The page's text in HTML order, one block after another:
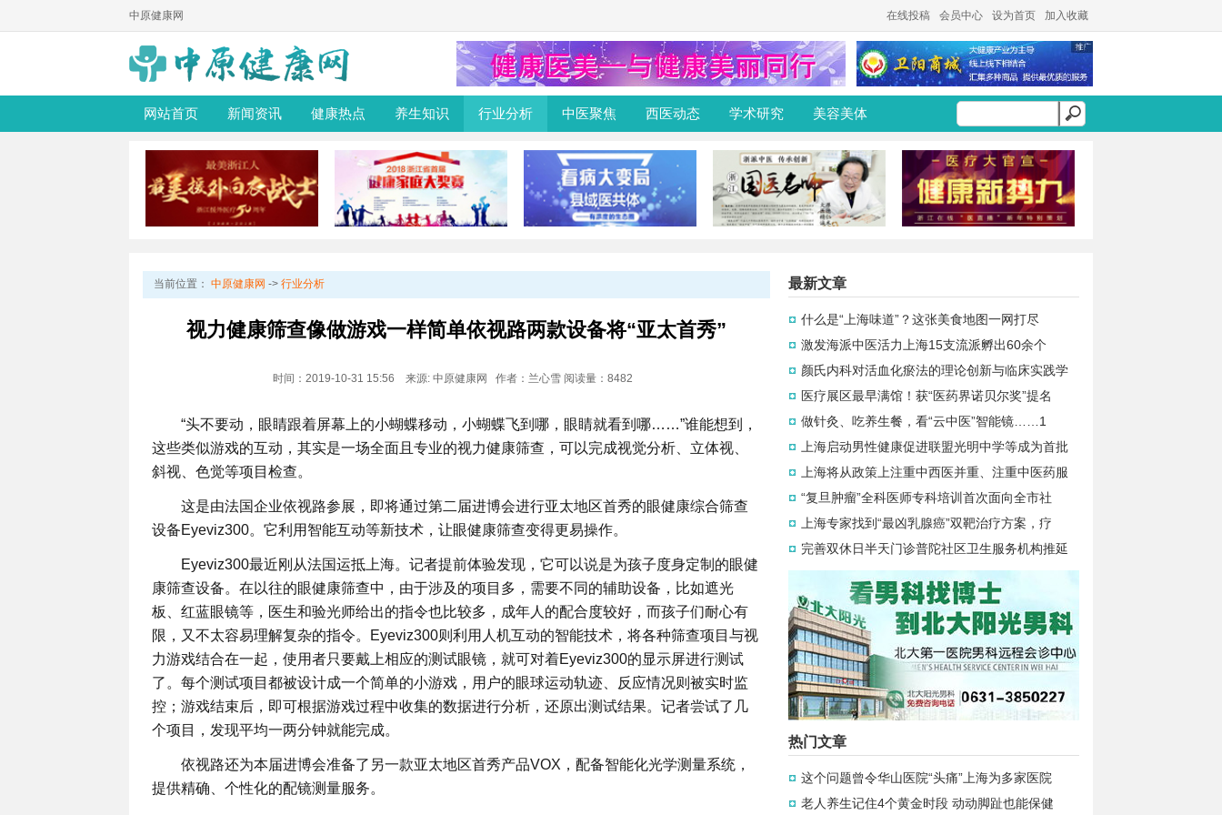
中原健康网 在线投稿 会员中心 设为首页 加入收藏
网站首页 新闻资讯 健康热点 养生知识 行业分析 中医聚焦 西医动态 学术研究 美容美体
当前位置： 中原健康网 -> 行业分析
视力健康筛查像做游戏一样简单依视路两款设备将“亚太首秀”
时间：2019-10-31 15:56 来源: 中原健康网 作者：兰心雪 阅读量：8482
“头不要动，眼睛跟着屏幕上的小蝴蝶移动，小蝴蝶飞到哪，眼睛就看到哪……”谁能想到，
这些类似游戏的互动，其实是一场全面且专业的视力健康筛查，可以完成视觉分析、立体视、
斜视、色觉等项目检查。
这是由法国企业依视路参展，即将通过第二届进博会进行亚太地区首秀的眼健康综合筛查
设备Eyeviz300。它利用智能互动等新技术，让眼健康筛查变得更易操作。
Eyeviz300最近刚从法国运抵上海。记者提前体验发现，它可以说是为孩子度身定制的眼健
康筛查设备。在以往的眼健康筛查中，由于涉及的项目多，需要不同的辅助设备，比如遮光
板、红蓝眼镜等，医生和验光师给出的指令也比较多，成年人的配合度较好，而孩子们耐心有
限，又不太容易理解复杂的指令。Eyeviz300则利用人机互动的智能技术，将各种筛查项目与视
力游戏结合在一起，使用者只要戴上相应的测试眼镜，就可对着Eyeviz300的显示屏进行测试
了。每个测试项目都被设计成一个简单的小游戏，用户的眼球运动轨迹、反应情况则被实时监
控；游戏结束后，即可根据游戏过程中收集的数据进行分析，还原出测试结果。记者尝试了几
个项目，发现平均一两分钟就能完成。
依视路还为本届进博会准备了另一款亚太地区首秀产品VOX，配备智能化光学测量系统，
提供精确、个性化的配镜测量服务。
最新文章
什么是“上海味道”？这张美食地图一网打尽
激发海派中医活力上海15支流派孵出60余个
颜氏内科对活血化瘀法的理论创新与临床实践学
医疗展区最早满馆！获“医药界诺贝尔奖”提名
做针灸、吃养生餐，看“云中医”智能镜……1
上海启动男性健康促进联盟光明中学等成为首批
上海将从政策上注重中西医并重、注重中医药服
“复旦肿瘤”全科医师专科培训首次面向全市社
上海专家找到“最凶乳腺癌”双靶治疗方案，疗
完善双休日半天门诊普陀社区卫生服务机构推延
热门文章
这个问题曾令华山医院“头痛”上海为多家医院
老人养生记住4个黄金时段 动动脚趾也能保健